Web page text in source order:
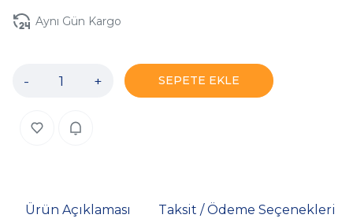
Aynı Gün Kargo
- + SEPETE EKLE
Ürün Açıklaması Taksit / Ödeme Seçenekleri